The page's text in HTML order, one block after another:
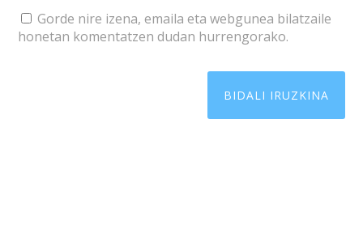
Gorde nire izena, emaila eta webgunea bilatzaile
honetan komentatzen dudan hurrengorako.